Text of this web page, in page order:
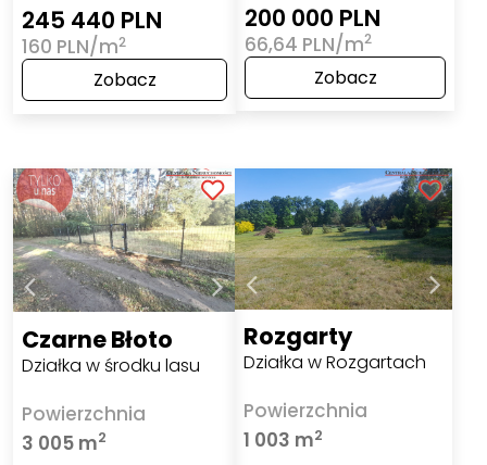
245 440 PLN
160 PLN/m2
Zobacz
200 000 PLN
66,64 PLN/m2
Zobacz
Czarne Błoto
Działka w środku lasu
Powierzchnia
3 005 m2
Rozgarty
Działka w Rozgartach
Powierzchnia
1 003 m2